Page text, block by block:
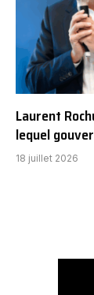
Laurent
lequel
18 juillet 2026